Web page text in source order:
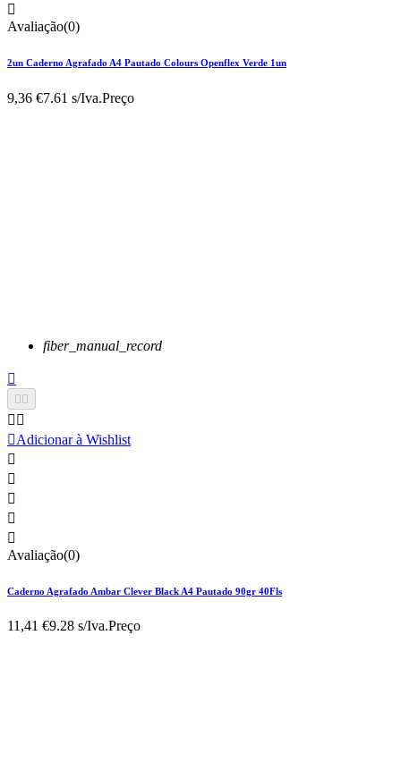

Avaliação(0)
2un Caderno Agrafado A4 Pautado Colours Openflex Verde 1un
9,36 €7.61 s/Iva.Preço
fiber_manual_record


 
Adicionar à Wishlist





Avaliação(0)
Caderno Agrafado Ambar Clever Black A4 Pautado 90gr 40Fls
11,41 €9.28 s/Iva.Preço